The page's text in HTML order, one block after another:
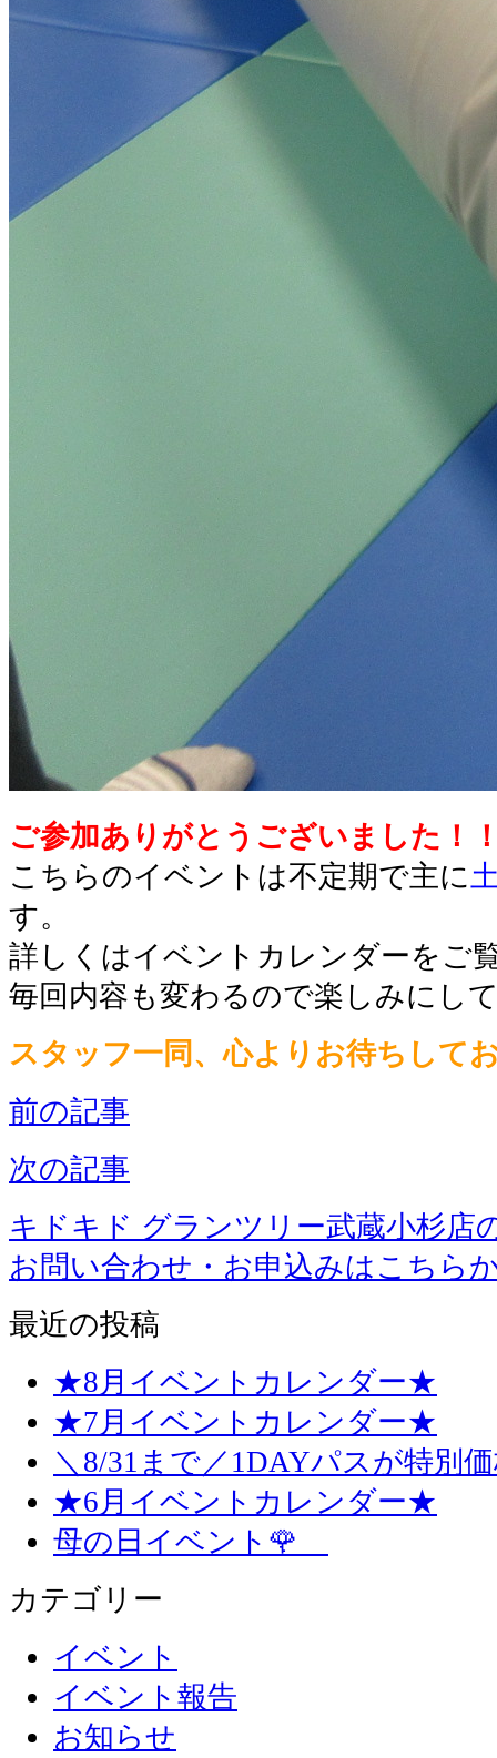
ご参加ありがとうございました！
こちらのイベントは不定期で主に
す。
詳しくはイベントカレンダーをご
毎回内容も変わるので楽しみにし
スタッフ一同、心よりお待ちして
前の記事
次の記事
キドキド グランツリー武蔵小杉店
お問い合わせ・お申込みはこちら
最近の投稿
★8月イベントカレンダー★
★7月イベントカレンダー★
＼8/31まで／1DAYパスが特別
★6月イベントカレンダー★
母の日イベント🌹
カテゴリー
イベント
イベント報告
お知らせ